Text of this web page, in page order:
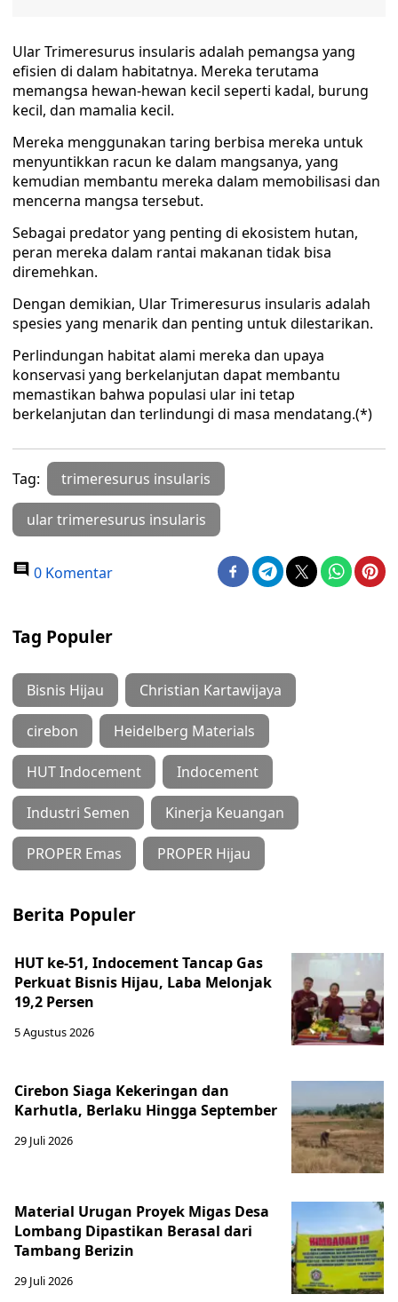
Ular Trimeresurus insularis adalah pemangsa yang
efisien di dalam habitatnya. Mereka terutama
memangsa hewan-hewan kecil seperti kadal, burung
kecil, dan mamalia kecil.
Mereka menggunakan taring berbisa mereka untuk
menyuntikkan racun ke dalam mangsanya, yang
kemudian membantu mereka dalam memobilisasi dan
mencerna mangsa tersebut.
Sebagai predator yang penting di ekosistem hutan,
peran mereka dalam rantai makanan tidak bisa
diremehkan.
Dengan demikian, Ular Trimeresurus insularis adalah
spesies yang menarik dan penting untuk dilestarikan.
Perlindungan habitat alami mereka dan upaya
konservasi yang berkelanjutan dapat membantu
memastikan bahwa populasi ular ini tetap
berkelanjutan dan terlindungi di masa mendatang.(*)
Tag: trimeresurus insularis
ular trimeresurus insularis
0 Komentar
Tag Populer
Bisnis Hijau Christian Kartawijaya
cirebon Heidelberg Materials
HUT Indocement Indocement
Industri Semen Kinerja Keuangan
PROPER Emas PROPER Hijau
Berita Populer
HUT ke-51, Indocement Tancap Gas
Perkuat Bisnis Hijau, Laba Melonjak
19,2 Persen
5 Agustus 2026
Cirebon Siaga Kekeringan dan
Karhutla, Berlaku Hingga September
29 Juli 2026
Material Urugan Proyek Migas Desa
Lombang Dipastikan Berasal dari
Tambang Berizin
29 Juli 2026